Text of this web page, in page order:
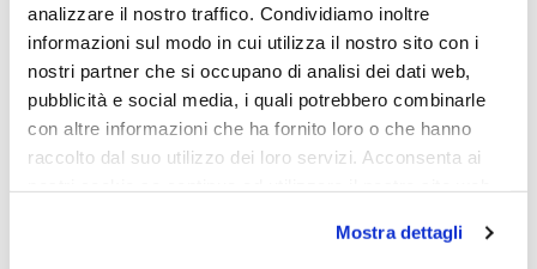
analizzare il nostro traffico. Condividiamo inoltre
informazioni sul modo in cui utilizza il nostro sito con i
nostri partner che si occupano di analisi dei dati web,
pubblicità e social media, i quali potrebbero combinarle
con altre informazioni che ha fornito loro o che hanno
raccolto dal suo utilizzo dei loro servizi. Acconsenta ai
Mostra dettagli
Showing all 2 results
Sold out Sold out